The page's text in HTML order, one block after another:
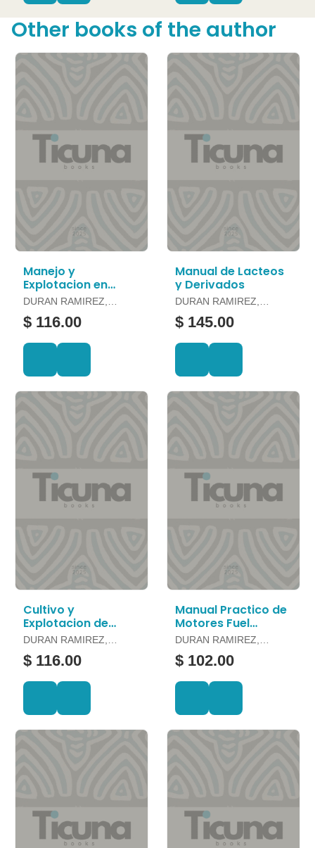
Other books of the author
Manejo y
Explotacion en
Pescados
DURAN RAMIREZ,
FELIPE Y OTROS
$ 116.00
Manual de Lacteos
y Derivados
DURAN RAMIREZ,
FELIPE Y OTROS
$ 145.00
Cultivo y
Explotacion de
Guanabana o
DURAN RAMIREZ,
FELIPE Y OTROS
$ 116.00
Manual Practico de
Motores Fuel
Injection
DURAN RAMIREZ,
FELIPE Y OTROS
$ 102.00